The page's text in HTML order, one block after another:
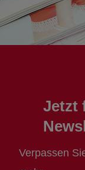
Jetzt
Verpassen